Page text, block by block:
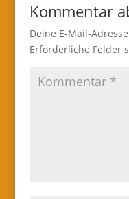
Kommentar
Deine E-Mail-
Erforderliche Felder